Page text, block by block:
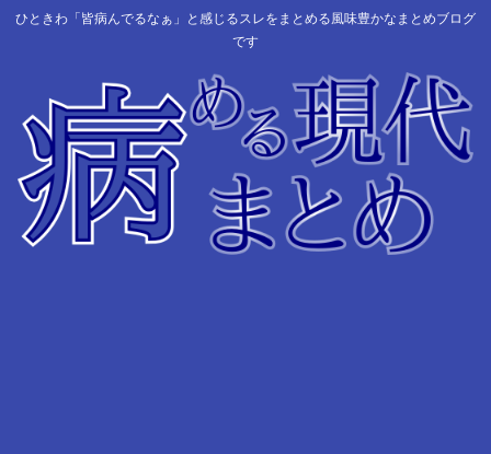
ひときわ「皆病んでるなぁ」と感じるスレをまとめる風味豊かなまとめブログ
です